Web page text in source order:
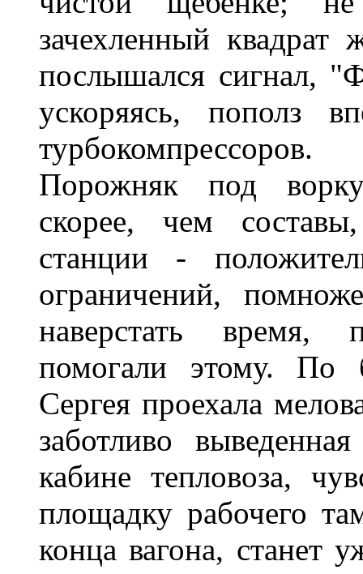
зачехленный
послышался сигнал,
ускоряясь, пополз
турбокомпрессоров.
Порожняк под
скорее, чем
станции -
ограничений,
наверстать время,
помогали этому. По
Сергея проехала
заботливо
кабине тепловоза,
площадку рабочего
конца вагона, станет